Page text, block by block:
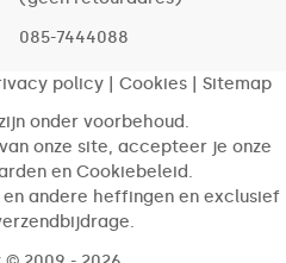
085-7444088
policy| Cookies| Sitemap
onder voorbehoud.
onze site, accepteer je onze
en Cookiebeleid.
andere heffingen en exclusief